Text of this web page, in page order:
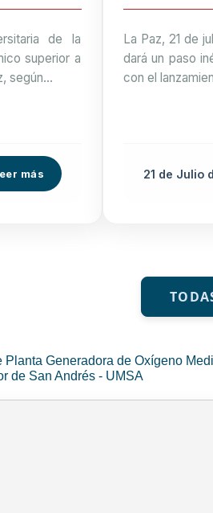
de la
superior a
según...
más
La Paz, 21 de
dará un paso
con el
21 de Julio
Generadora de Oxígeno
de San Andrés - UMSA